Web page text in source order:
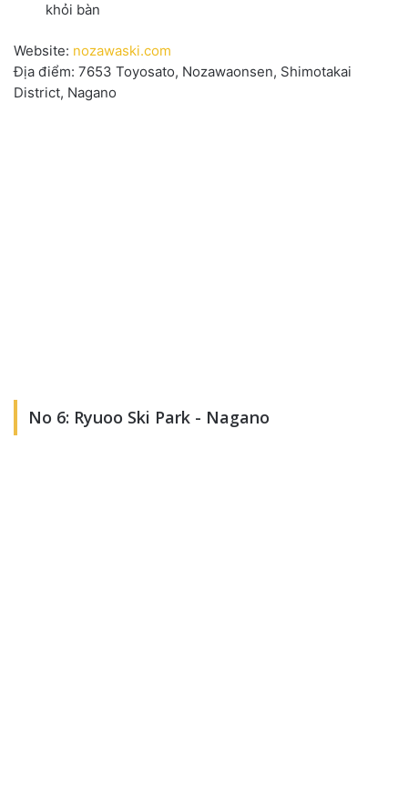
khỏi bàn
Website: nozawaski.com
Địa điểm: 7653 Toyosato, Nozawaonsen, Shimotakai
District, Nagano
No 6: Ryuoo Ski Park - Nagano